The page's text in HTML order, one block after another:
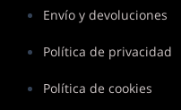
Envío y devoluciones
Política de privacidad
Política de cookies